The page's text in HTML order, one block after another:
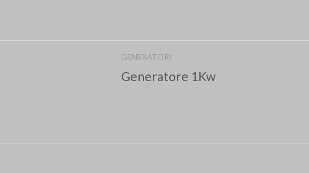
GENERATORI
Generatore 1Kw